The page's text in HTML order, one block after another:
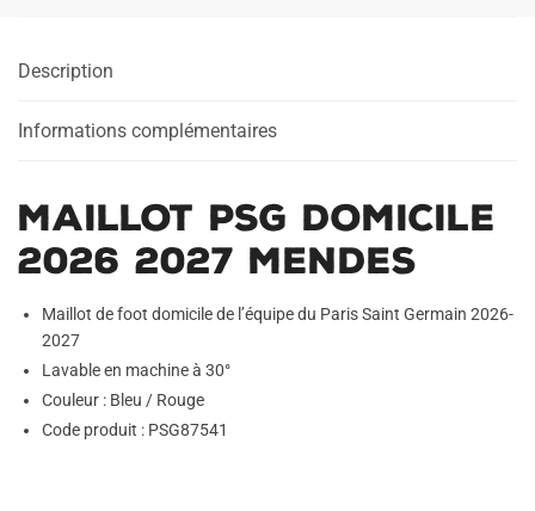
Description
Informations complémentaires
Maillot PSG Domicile
2026 2027 Mendes
Maillot de foot domicile de l’équipe du Paris Saint Germain 2026-
2027
Lavable en machine à 30°
Couleur : Bleu / Rouge
Code produit : PSG87541